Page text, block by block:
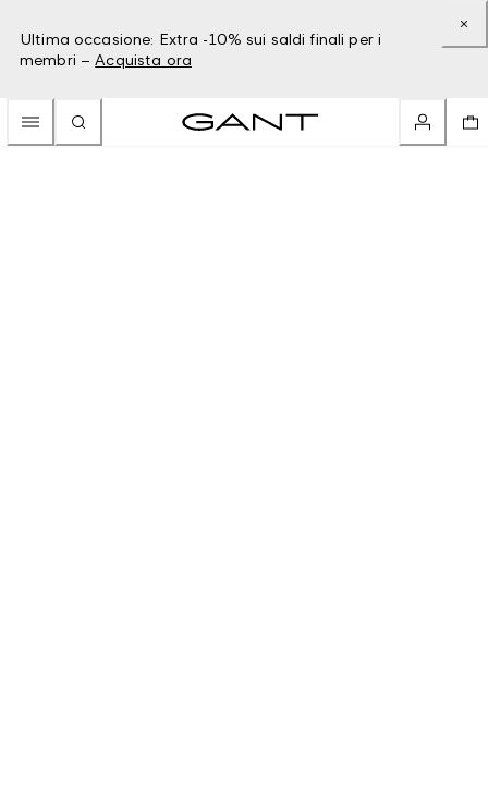
Ultima occasione: Extra -10% sui saldi finali per i
membri – Acquista ora